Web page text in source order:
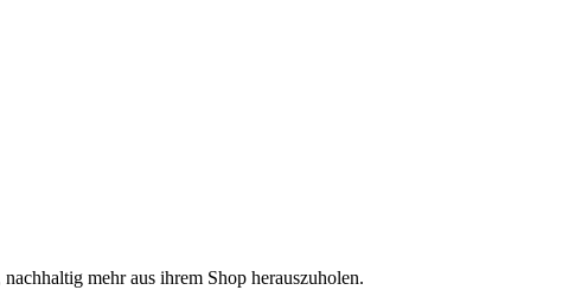
mehr aus ihrem Shop herauszuholen.